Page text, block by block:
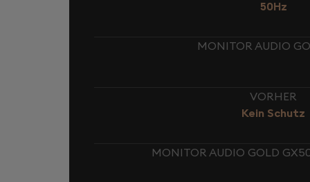
50Hz
MONITOR AUDIO
VORHER
Kein Schutz
MONITOR AUDIO GOLD